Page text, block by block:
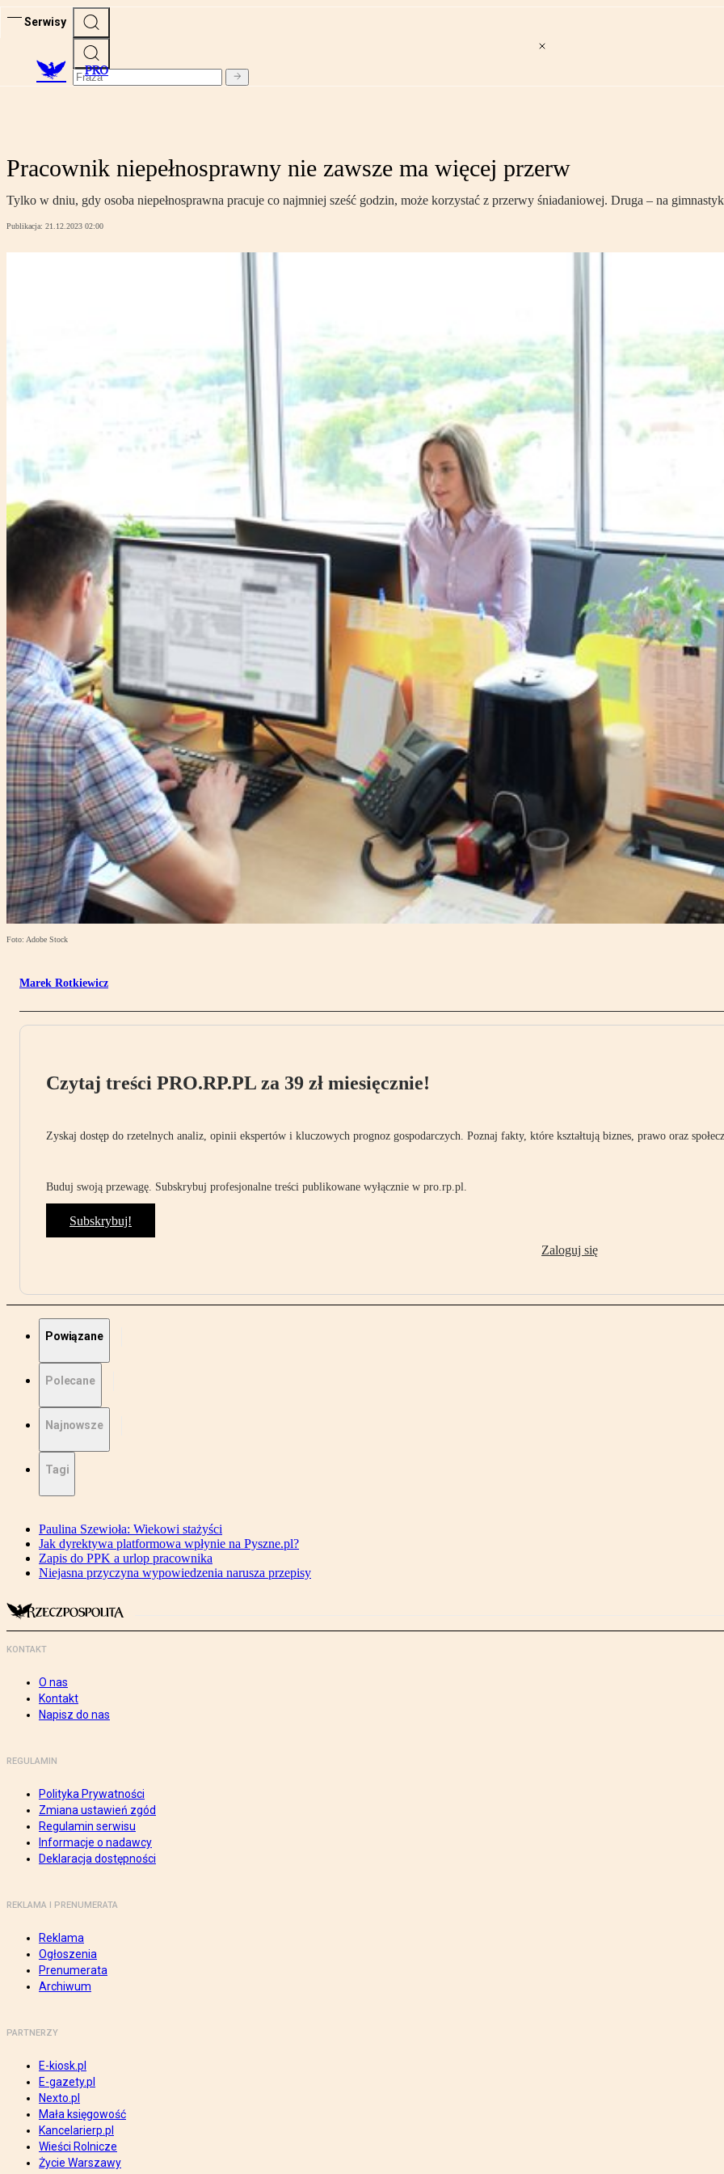
Serwisy
PRO
Pracownik niepełnosprawny nie zawsze ma więcej przerw
Tylko w dniu, gdy osoba niepełnosprawna pracuje co najmniej sześć godzin, może korzystać z przerwy śniadaniowej. Druga – na
Publikacja: 21.12.2023 02:00
Foto: Adobe Stock
Marek Rotkiewicz
Czytaj treści PRO.RP.PL za 39 zł miesięcznie!
Zyskaj dostęp do rzetelnych analiz, opinii ekspertów i kluczowych prognoz gospodarczych. Poznaj fakty, które kształtują biznes, prawo oraz
Buduj swoją przewagę. Subskrybuj profesjonalne treści publikowane wyłącznie w pro.rp.pl.
Subskrybuj!
Zaloguj się
Powiązane
Polecane
Najnowsze
Tagi
Paulina Szewioła: Wiekowi stażyści
Jak dyrektywa platformowa wpłynie na Pyszne.pl?
Zapis do PPK a urlop pracownika
Niejasna przyczyna wypowiedzenia narusza przepisy
KONTAKT
O nas
Kontakt
Napisz do nas
REGULAMIN
Polityka Prywatności
Zmiana ustawień zgód
Regulamin serwisu
Informacje o nadawcy
Deklaracja dostępności
REKLAMA I PRENUMERATA
Reklama
Ogłoszenia
Prenumerata
Archiwum
PARTNERZY
E-kiosk.pl
E-gazety.pl
Nexto.pl
Mała księgowość
Kancelarierp.pl
Wieści Rolnicze
Życie Warszawy